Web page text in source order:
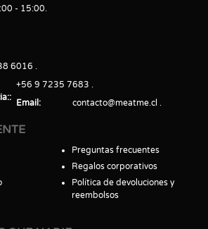
- 15:00
6016
+56 9 7235 7683
Email
contacto@meatme.cl
Preguntas frecuentes
Regalos corporativos
Política de devoluciones y
reembolsos